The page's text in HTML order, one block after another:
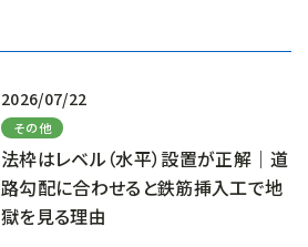
2026/07/22
その他
法枠はレベル（水平）設置が正解｜道
路勾配に合わせると鉄筋挿入工で地
獄を見る理由